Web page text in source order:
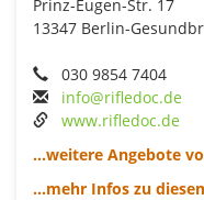
Prinz-Eugen-Str. 17
13347 Berlin-
030 9854 7404
info@rifledoc.de
www.rifledoc.de
...weitere Angebote
...mehr Infos zu